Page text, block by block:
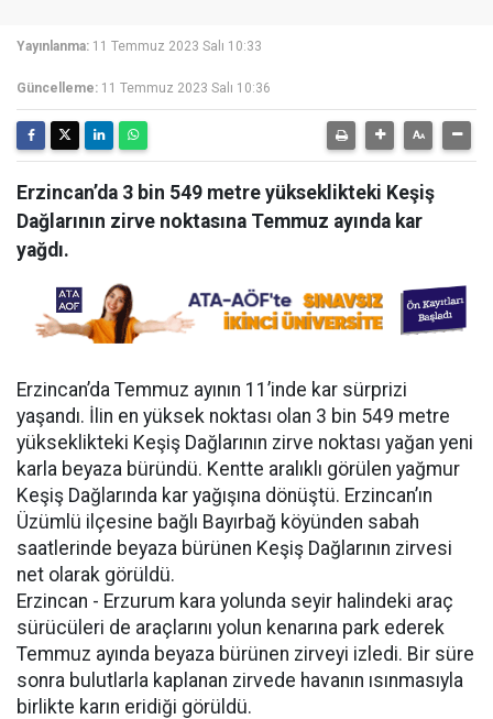
Yayınlanma: 11 Temmuz 2023 Salı 10:33
Güncelleme: 11 Temmuz 2023 Salı 10:36
Erzincan’da 3 bin 549 metre yükseklikteki Keşiş
Dağlarının zirve noktasına Temmuz ayında kar
yağdı.
Erzincan’da Temmuz ayının 11’inde kar sürprizi
yaşandı. İlin en yüksek noktası olan 3 bin 549 metre
yükseklikteki Keşiş Dağlarının zirve noktası yağan yeni
karla beyaza büründü. Kentte aralıklı görülen yağmur
Keşiş Dağlarında kar yağışına dönüştü. Erzincan’ın
Üzümlü ilçesine bağlı Bayırbağ köyünden sabah
saatlerinde beyaza bürünen Keşiş Dağlarının zirvesi
net olarak görüldü.
Erzincan - Erzurum kara yolunda seyir halindeki araç
sürücüleri de araçlarını yolun kenarına park ederek
Temmuz ayında beyaza bürünen zirveyi izledi. Bir süre
sonra bulutlarla kaplanan zirvede havanın ısınmasıyla
birlikte karın eridiği görüldü.